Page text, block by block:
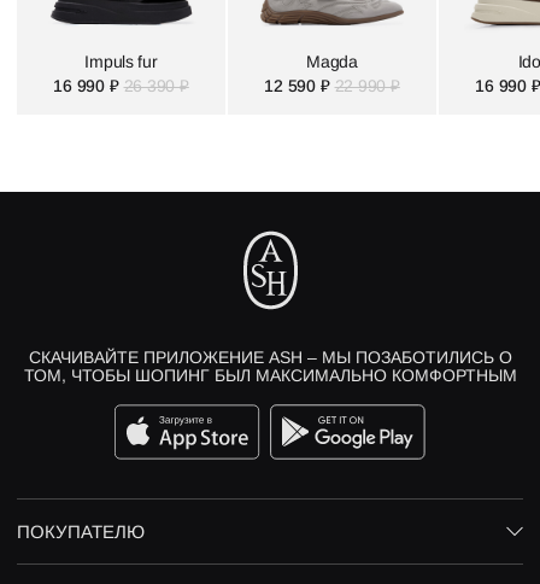
Impuls fur
16 990 ₽ 26 390 ₽
Magda
12 590 ₽ 22 990 ₽
16 990 ₽
СКАЧИВАЙТЕ ПРИЛОЖЕНИЕ ASH – МЫ ПОЗАБОТИЛИСЬ О
ТОМ, ЧТОБЫ ШОПИНГ БЫЛ МАКСИМАЛЬНО КОМФОРТНЫМ
ПОКУПАТЕЛЮ